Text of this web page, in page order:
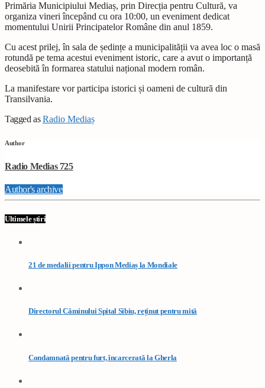
Primăria Municipiului Mediaș, prin Direcția pentru Cultură, va
organiza vineri începând cu ora 10:00, un eveniment dedicat
momentului Unirii Principatelor Române din anul 1859.
Cu acest prilej, în sala de ședințe a municipalității va avea loc o masă
rotundă pe tema acestui eveniment istoric, care a avut o importanță
deosebită în formarea statului național modern român.
La manifestare vor participa istorici și oameni de cultură din
Transilvania.
Tagged asRadio Mediaș
Author
Radio Medias 725
Author's archive
Ultimele știri
21 de medalii pentru Ippon Mediaș la Mondiale
Directorul Căminului Spital Sibiu, reținut pentru mită
Condamnată pentru furt, încarcerată la Gherla